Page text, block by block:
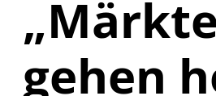
„Märkte
gehen